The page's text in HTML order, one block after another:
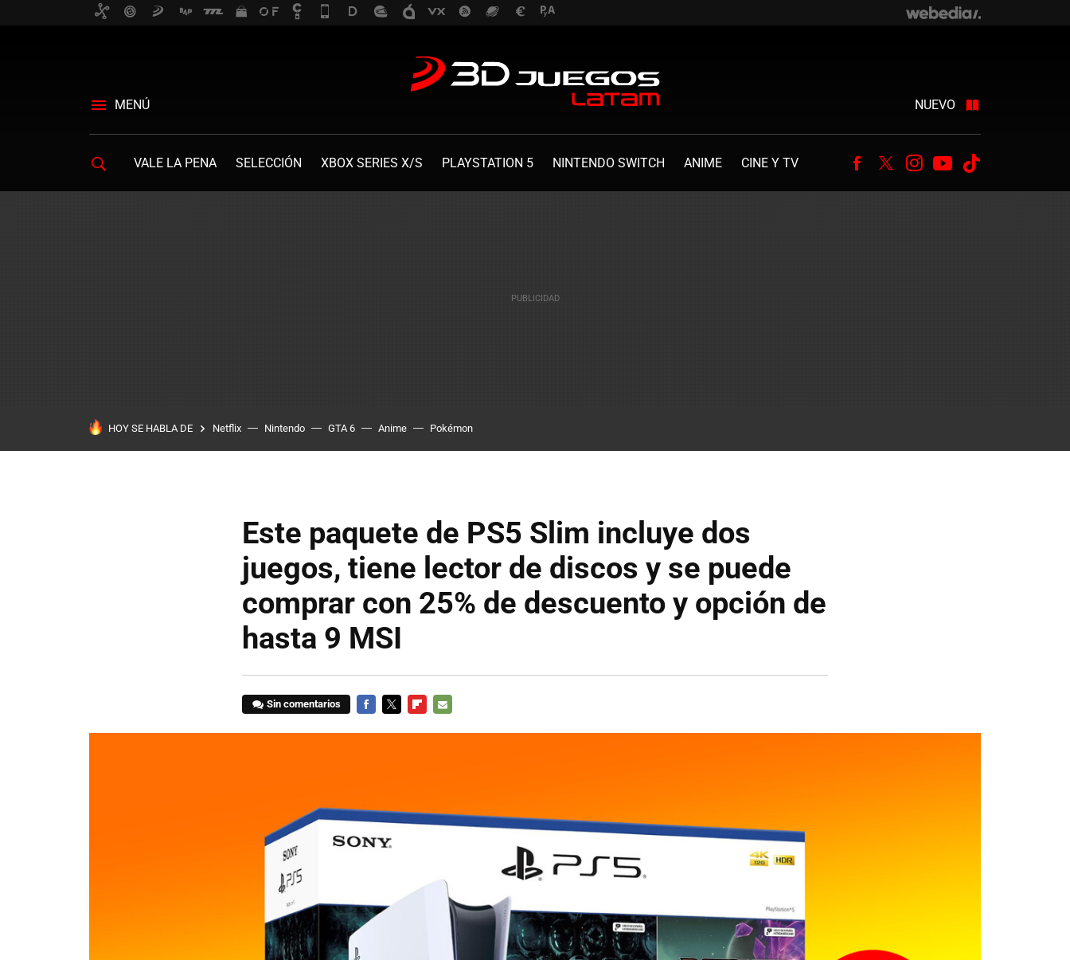
MENÚ NUEVO
VALE LA PENA SELECCIÓN XBOX SERIES X/S PLAYSTATION 5 NINTENDO SWITCH ANIME CINE Y TV Facebook
TwitterInstagram
Youtube
HOY SE HABLA DE Netflix Nintendo GTA 6 Anime Pokémon
Este paquete de PS5 Slim incluye dos
juegos, tiene lector de discos y se puede
comprar con 25% de descuento y opción de
hasta 9 MSI
Sin comentarios